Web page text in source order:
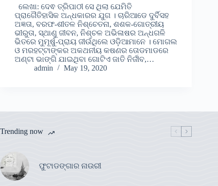
ଲେଖା: ଦେଵ ତ୍ରିପାଠୀ ସେ ଥିଲା ଯେମିତି
ପ୍ରାଗୈତିହାସିକ ଅନ୍ଧକାରର ଯୁଗ । ଚାରିଆଡେ ଦୁର୍ବିସହ
ଅଜ୍ଞତା, ବରଫ-ଶୀତଳ ନିଶ୍ଚେତନା, ଶଶକ-ଗୋତ୍ରୀୟ
ଭୀରୁତା, ସ୍ଥାଣୁ ଜୀବନ, ନିଶ୍ଚଳ ଅଭିଳାଷର ଅନ୍ଧଗଳି
ଭିତରେ ମୁମୂର୍ଷୁ-ପ୍ରାୟ ଜୀଉଁଥିଲେ ଓଡ଼ିଆମାନେ । ମୋଗଲ
ଓ ମରହଟ୍ଟାଙ୍କର ଅକଥନୀୟ କଷଣର ତୋଡମାଡରେ
ଅଣ୍ଟା ଭାଙ୍ଗି ଯାଇଥିବା ଗୋଟିଏ ଜାତି ନିର୍ଜୀବ,…
admin
May 19, 2020
Trending now
ଫୁଟାଡଙ୍ଗାର ନାଉରୀ